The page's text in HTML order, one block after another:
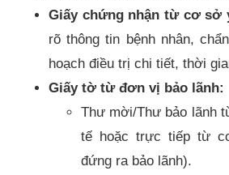
Giấy chứng nhận từ cơ sở
rõ thông tin bệnh nhân,
hoạch điều trị chi tiết, thời
Giấy tờ từ đơn vị bảo lãnh:
Thư mời/Thư bảo lãnh
tế hoặc trực tiếp từ
đứng ra bảo lãnh).